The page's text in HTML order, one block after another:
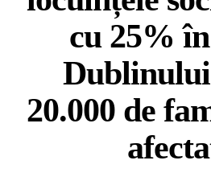
cu 25%
20.000 de